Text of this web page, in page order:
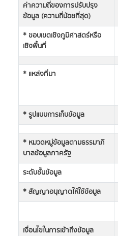
ค่าความถี่ของการปรับปรุง
ข้อมูล (ความถี่น้อยที่สุด)
* ขอบเขตเชิงภูมิศาสตร์หรือ
เชิงพื้นที่
* แหล่งที่มา
* รูปแบบการเก็บข้อมูล
* หมวดหมู่ข้อมูลตามธรรมาภิ
บาลข้อมูลภาครัฐ
ระดับชั้นข้อมูล
* สัญญาอนุญาตให้ใช้ข้อมูล
เงื่อนไขในการเข้าถึงข้อมูล